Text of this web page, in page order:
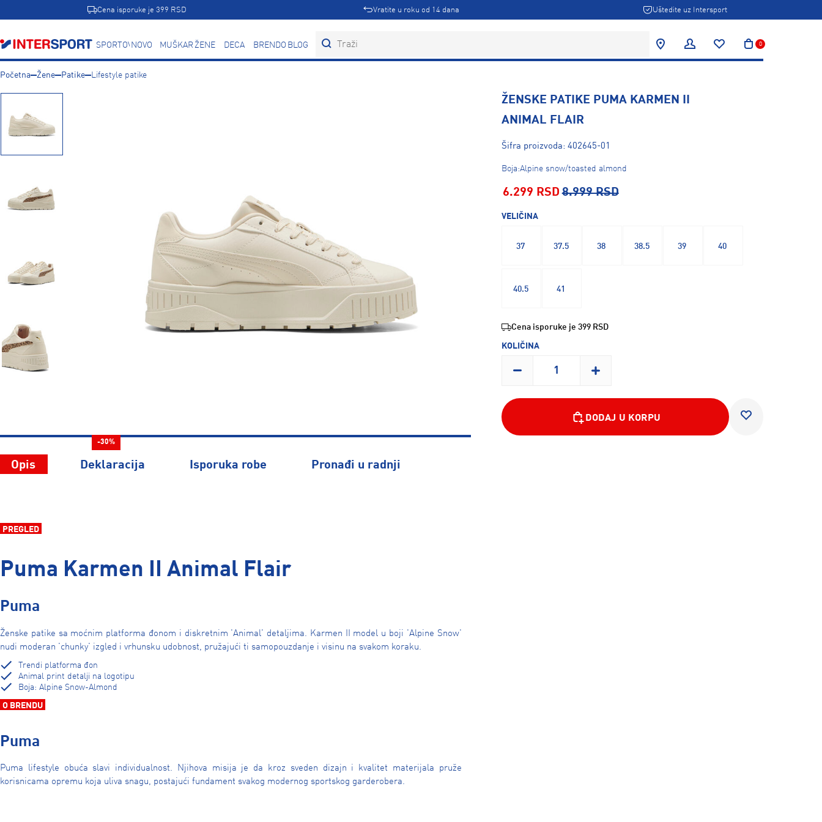
Cena isporuke je 399 RSD Vratite u roku od 14 dana Uštedite uz Intersport
SPORTOVINOVO MUŠKARCIŽENE DECA BRENDOVIBLOG 0
Početna Žene Patike Lifestyle patike
-30%
Opis Deklaracija Isporuka robe Pronađi u radnji
PREGLED
Puma Karmen II Animal Flair
Puma
Ženske patike sa moćnim platforma đonom i diskretnim 'Animal' detaljima. Karmen II model u boji 'Alpine Snow'
nudi moderan 'chunky' izgled i vrhunsku udobnost, pružajući ti samopouzdanje i visinu na svakom koraku.
Trendi platforma đon
Animal print detalji na logotipu
Boja: Alpine Snow-Almond
O BRENDU
Puma
Puma lifestyle obuća slavi individualnost. Njihova misija je da kroz sveden dizajn i kvalitet materijala pruže
korisnicama opremu koja uliva snagu, postajući fundament svakog modernog sportskog garderobera.
ŽENSKE PATIKE PUMA KARMEN II
ANIMAL FLAIR
Šifra proizvoda: 402645-01
Boja:Alpine snow/toasted almond
6.299 RSD 8.999 RSD
VELIČINA
37 37.5 38 38.5 39 40
40.5 41
Cena isporuke je 399 RSD
KOLIČINA
DODAJ U KORPU